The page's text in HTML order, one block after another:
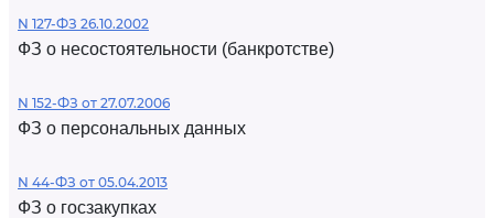
N 127-ФЗ 26.10.2002
ФЗ о несостоятельности (банкротстве)
N 152-ФЗ от 27.07.2006
ФЗ о персональных данных
N 44-ФЗ от 05.04.2013
ФЗ о госзакупках